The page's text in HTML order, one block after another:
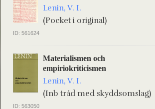
Lenin, V. I.
(Pocket i original)
ID: 561624
Materialismen och
empiriokriticismen
Lenin, V. I.
(Inb tråd med skyddsomslag)
ID: 563050